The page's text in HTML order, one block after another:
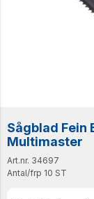
Sågblad Fein
Multimaster
Art.nr. 34697
Antal/frp 10 ST